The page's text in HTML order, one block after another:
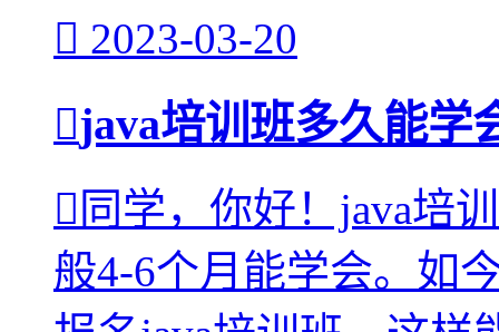
2023-03-20
java培训班多久能学
同学，你好！java培
般4-6个月能学会。如